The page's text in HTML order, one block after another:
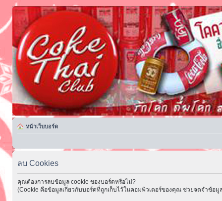
หน้าเว็บบอร์ด
ลบ Cookies
คุณต้องการลบข้อมูล cookie ของบอร์ดหรือไม่?
(Cookie คือข้อมูลเกี่ยวกับบอร์ดที่ถูกเก็บไว้ในคอมพิวเตอร์ของคุณ ช่วยจดจำข้อมู